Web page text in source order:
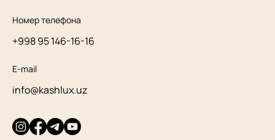
Номер телефона
+998 95 146-16-16
E-mail
info@kashlux.uz